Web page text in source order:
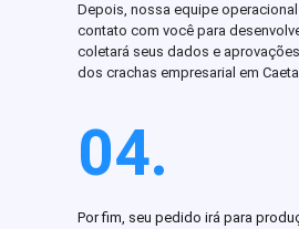
Depois, nossa equipe operacional
contato com você para
coletará seus dados e
dos crachas empresarial em
04.
Por fim, seu pedido irá para